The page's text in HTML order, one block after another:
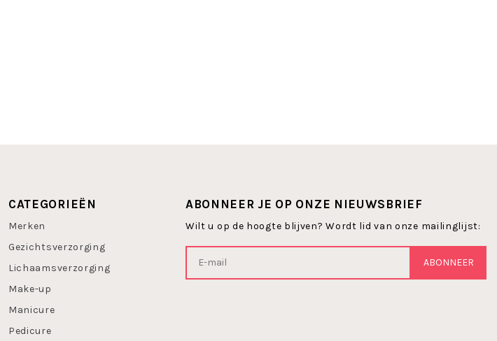
CATEGORIEËN
Merken
Gezichtsverzorging
Lichaamsverzorging
Make-up
Manicure
Pedicure
ABONNEER JE OP ONZE NIEUWSBRIEF
Wilt u op de hoogte blijven? Wordt lid van onze mailinglijst:
ABONNEER